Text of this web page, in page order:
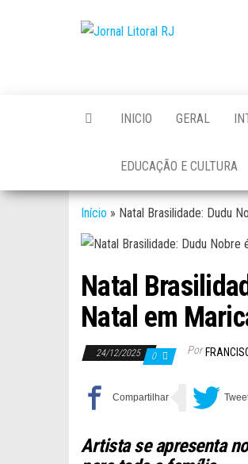
INICIO GERAL
EDUCAÇÃO E CULTURA
Início » Natal Brasilidade: Dudu
Natal
Natal em
24/12/2025 0 Por
Artista se apresenta